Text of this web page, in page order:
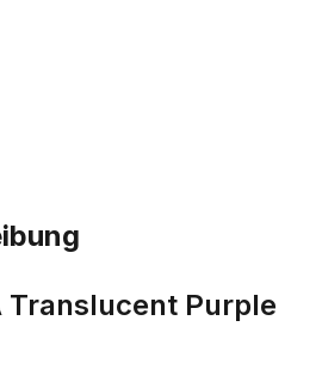
Translucent Purple